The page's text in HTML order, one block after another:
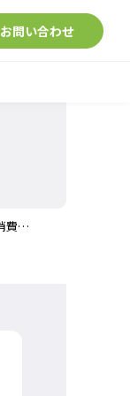
お問い合わせ
【ホワイトペーパー公開】「消費者における個人情報に関する意識調査2022年3月版」